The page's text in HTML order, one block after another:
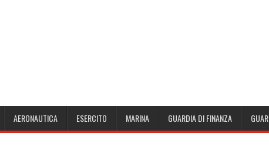
AERONAUTICA ESERCITO MARINA GUARDIA DI FINANZA